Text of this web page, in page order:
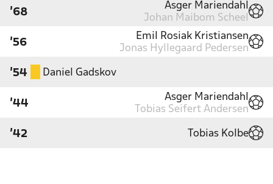
'68
Asger Mariendahl
Johan Maibom Scheel
'56
Emil Rosiak Kristiansen
Jonas Hyllegaard Pedersen
'54 Daniel Gadskov
'44
Asger Mariendahl
Tobias Seifert Andersen
'42 Tobias Kolbe